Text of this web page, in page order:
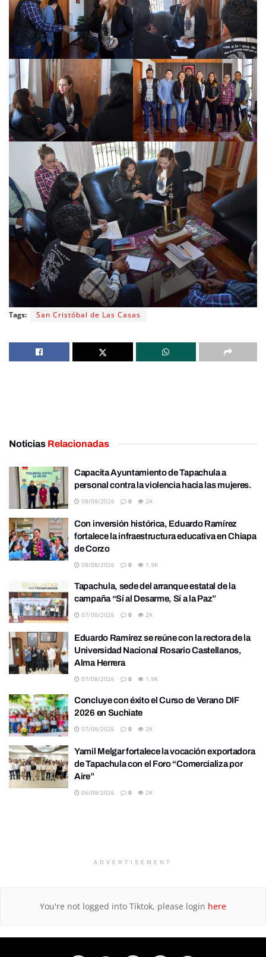
Tags: San Cristóbal de Las Casas
Noticias Relacionadas
Capacita Ayuntamiento de Tapachula a
personal contra la violencia hacia las mujeres.
08/08/2026 0 2K
Con inversión histórica, Eduardo Ramírez
fortalece la infraestructura educativa en Chiapa
de Corzo
08/08/2026 0 1.9K
Tapachula, sede del arranque estatal de la
campaña “Sí al Desarme, Sí a la Paz”
07/08/2026 0 2K
Eduardo Ramírez se reúne con la rectora de la
Universidad Nacional Rosario Castellanos,
Alma Herrera
07/08/2026 0 1.9K
Concluye con éxito el Curso de Verano DIF
2026 en Suchiate
07/08/2026 0 2K
Yamil Melgar fortalece la vocación exportadora
de Tapachula con el Foro “Comercializa por
Aire”
06/08/2026 0 2K
ADVERTISEMENT
You're not logged into Tiktok, please login here